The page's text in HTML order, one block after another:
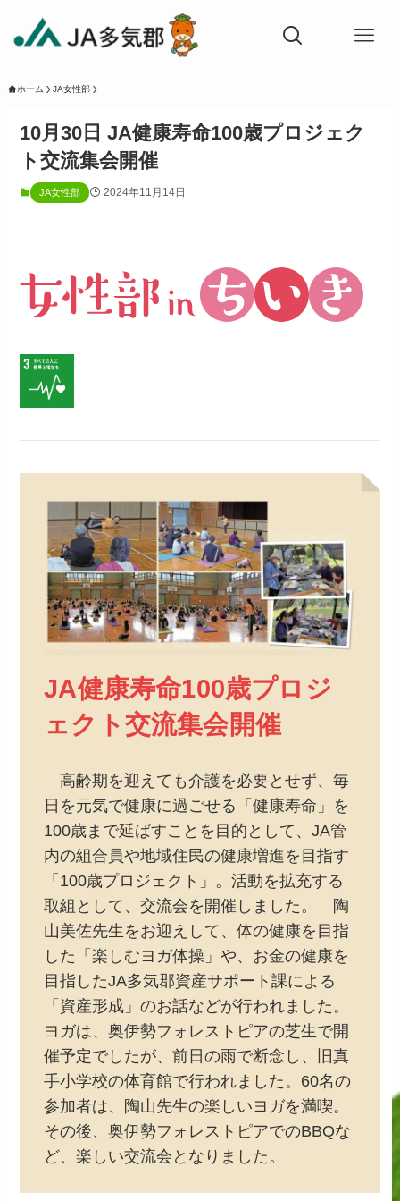
ホーム JA女性部
10月30日 JA健康寿命100歳プロジェク
ト交流集会開催
JA女性部 2024年11月14日
JA健康寿命100歳プロジ
ェクト交流集会開催
高齢期を迎えても介護を必要とせず、毎
日を元気で健康に過ごせる「健康寿命」を
100歳まで延ばすことを目的として、JA管
内の組合員や地域住民の健康増進を目指す
「100歳プロジェクト」。活動を拡充する
取組として、交流会を開催しました。 陶
山美佐先生をお迎えして、体の健康を目指
した「楽しむヨガ体操」や、お金の健康を
目指したJA多気郡資産サポート課による
「資産形成」のお話などが行われました。
ヨガは、奥伊勢フォレストピアの芝生で開
催予定でしたが、前日の雨で断念し、旧真
手小学校の体育館で行われました。60名の
参加者は、陶山先生の楽しいヨガを満喫。
その後、奥伊勢フォレストピアでのBBQな
ど、楽しい交流会となりました。